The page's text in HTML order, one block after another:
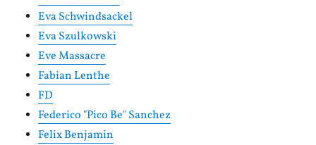
Eva Schwindsackel
Eva Szulkowski
Eve Massacre
Fabian Lenthe
FD
Federico "Pico Be" Sanchez
Felix Benjamin